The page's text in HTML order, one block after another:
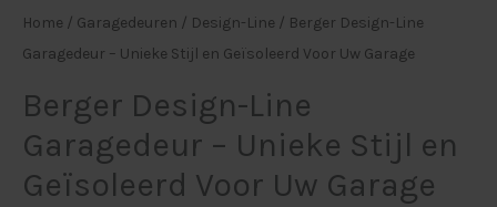
Home / Garagedeuren / Design-Line / Berger Design-Line
Garagedeur – Unieke Stijl en Geïsoleerd Voor Uw Garage
Berger Design-Line
Garagedeur – Unieke Stijl en
Geïsoleerd Voor Uw Garage